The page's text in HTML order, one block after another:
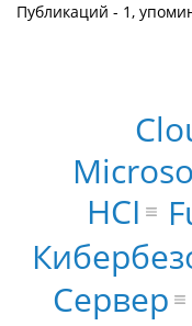
Публикаций - 1,
Сервер
HCI